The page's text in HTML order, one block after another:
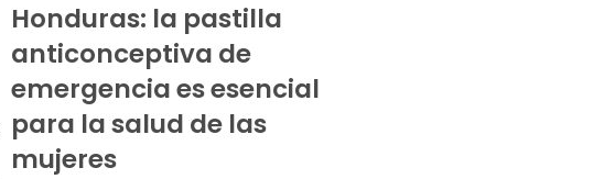
Honduras: la pastilla
anticonceptiva de
emergencia es esencial
para la salud de las
mujeres